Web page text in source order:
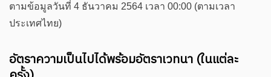
ตามข้อมูลวันที่ 4 ธันวาคม 2564 เวลา 00:00 (ตามเวลา
ประเทศไทย)
อัตราความเป็นไปได้พร้อมอัตราเวทนา (ในแต่ละ